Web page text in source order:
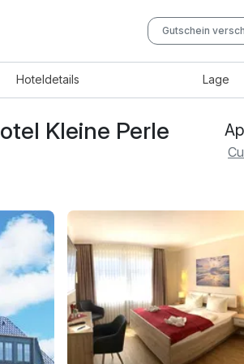
Gutschein
Hoteldetails Lage
Kleine Perle